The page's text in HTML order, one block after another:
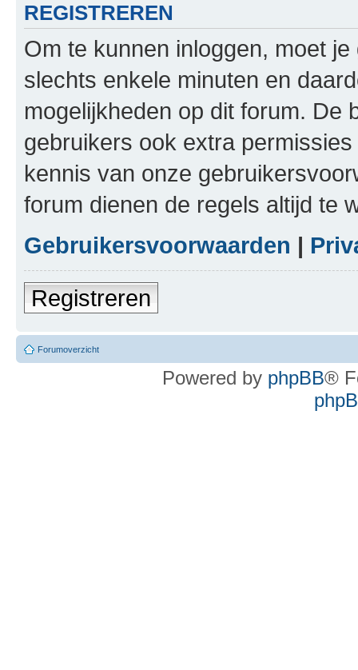
REGISTREREN
Om te kunnen inloggen, moet
slechts enkele minuten en
mogelijkheden op dit forum. De
gebruikers ook extra
kennis van onze
forum dienen de regels altijd te
Gebruikersvoorwaarden |
Registreren
Forumoverzicht
Powered by phpBB®